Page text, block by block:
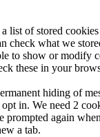
list of stored
check what we
to show or modify
these in your
hiding of
in. We need 2
prompted again
a tab.